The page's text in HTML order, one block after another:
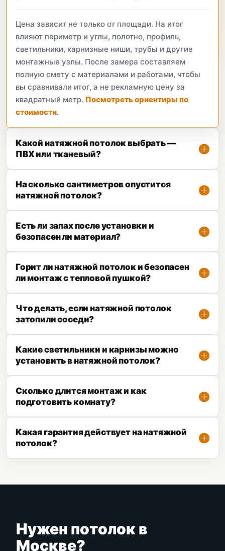
Цена зависит не только от площади. На итог
влияют периметр и углы, полотно, профиль,
светильники, карнизные ниши, трубы и другие
монтажные узлы. После замера составляем
полную смету с материалами и работами, чтобы
вы сравнивали итог, а не рекламную цену за
квадратный метр. Посмотреть ориентиры по
стоимости.
Какой натяжной потолок выбрать —
ПВХ или тканевый?
На сколько сантиметров опустится
натяжной потолок?
Есть ли запах после установки и
безопасен ли материал?
Горит ли натяжной потолок и безопасен
ли монтаж с тепловой пушкой?
Что делать, если натяжной потолок
затопили соседи?
Какие светильники и карнизы можно
установить в натяжной потолок?
Сколько длится монтаж и как
подготовить комнату?
Какая гарантия действует на натяжной
потолок?
Нужен потолок в
Москве?